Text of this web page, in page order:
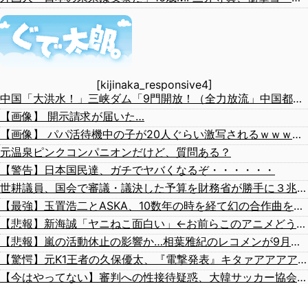
[kijinaka_responsive4]
中国「大洪水！」三峡ダム「9門開放！（全力放流」中国都市「三峡沿線の道路水没」中国政府「高速道路封鎖！」中国ダム「緊急放流に合わせて開門（土砂崩れ発生」→
【画像】 開示請求が届いた…
【画像】 パパ活待機中の子が20人ぐらい激写されるｗｗｗｗｗｗｗｗｗｗｗ
元温泉ピンクコンパニオンだけど、質問ある？
【警告】日本国民達、ガチでヤバくなるぞ・・・・・・
世耕議員、国会で審議・議決した予算を財務省が勝手に３兆円動かしていると指摘・問題視
【最強】玉置浩二とASKA、10数年の時を経て幻の合作曲をガチリリースへ
【悲報】新海誠「ヤニねこ面白い」←お前らこのアニメどう思ってんの？
【悲報】嵐の活動休止の影響か…相葉雅紀のレコメンが9月いっぱいで終了へ
【驚愕】元K1王者の久保優太、『電撃発表』キタァアアアアアーーーーーー！！
【今はやってない】審判への性接待疑惑、大韓サッカー協会が声明「現在は一切発生していない」「世界中のサッカー界関係者の皆さんにお詫び」